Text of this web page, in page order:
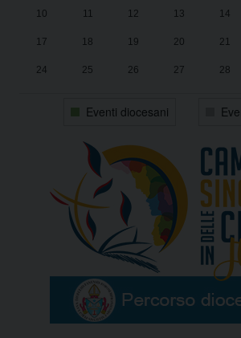
10 11 12 13 14
17 18 19 20 21
24 25 26 27 28
Eventi diocesani